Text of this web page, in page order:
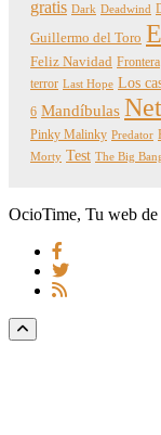
gratis Dark Deadwind
Guillermo del Toro
Feliz Navidad Frontera
terror Last Hope Los
6 Mandíbulas
Pinky Malinky Predator
Morty Test The Big
OcioTime, Tu web de